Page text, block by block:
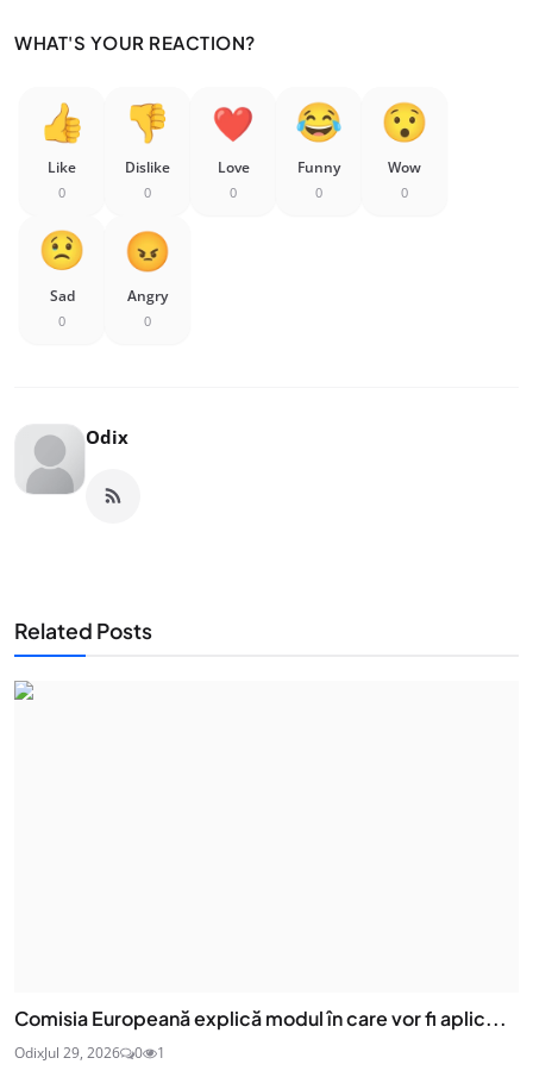
WHAT'S YOUR REACTION?
Like
0
Dislike
0
Love
0
Funny
0
Wow
0
Sad
0
Angry
0
Odix
Related Posts
Comisia Europeană explică modul în care vor fi aplic...
OdixJul 29, 2026 0 1